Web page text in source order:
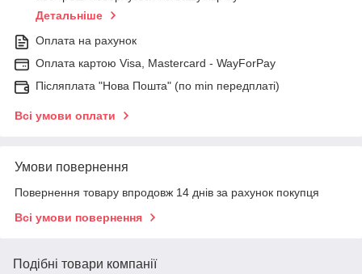
Детальніше
Оплата на рахунок
Оплата картою Visa, Mastercard - WayForPay
Післяплата "Нова Пошта" (по min передплаті)
Всі умови оплати
Умови повернення
Повернення товару впродовж 14 днів за рахунок покупця
Всі умови повернення
Подібні товари компанії